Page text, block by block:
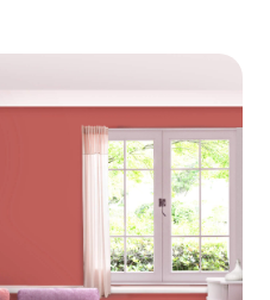
お問い合せ